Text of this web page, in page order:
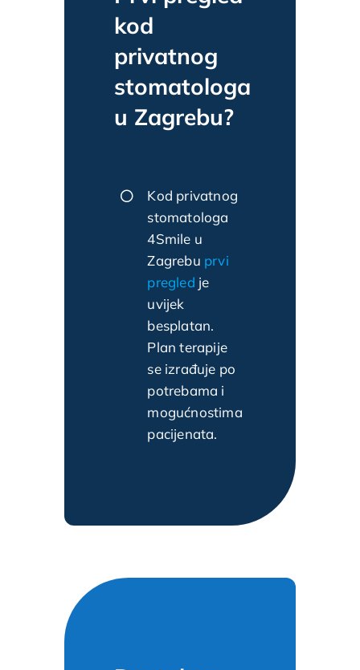
kod
privatnog
stomatologa
u Zagrebu?
Kod privatnog
stomatologa
4Smile u
Zagrebu prvi
pregled je
uvijek
besplatan.
Plan terapije
se izrađuje po
potrebama i
mogućnostima
pacijenata.